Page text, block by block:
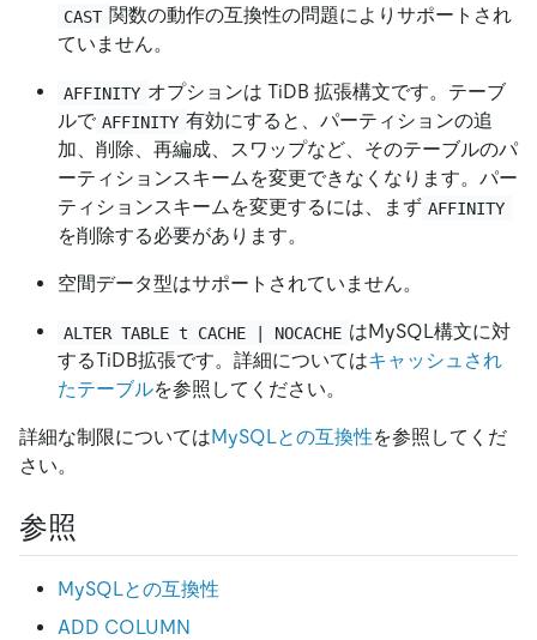
CAST 関数の動作の互換性の問題によりサポートされ
ていません。
AFFINITY オプションは TiDB 拡張構文です。テーブ
ルで AFFINITY 有効にすると、パーティションの追
加、削除、再編成、スワップなど、そのテーブルのパ
ーティションスキームを変更できなくなります。パー
ティションスキームを変更するには、まず AFFINITY
を削除する必要があります。
空間データ型はサポートされていません。
ALTER TABLE t CACHE | NOCACHE はMySQL構文に対
するTiDB拡張です。詳細についてはキャッシュされ
たテーブルを参照してください。
詳細な制限についてはMySQLとの互換性を参照してくだ
さい。
参照
MySQLとの互換性
ADD COLUMN